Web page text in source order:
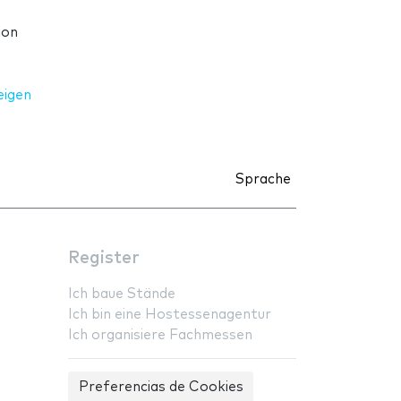
Sprache
Register
Ich baue Stände
Ich bin eine Hostessenagentur
Ich organisiere Fachmessen
Preferencias de Cookies